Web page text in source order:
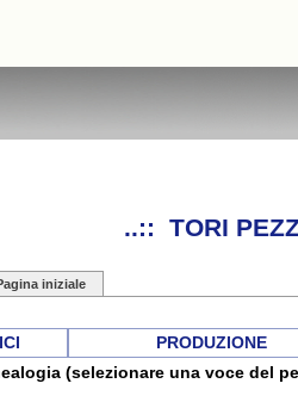
..:: TORI
iniziale
PRODUZIONE
(selezionare una voce del